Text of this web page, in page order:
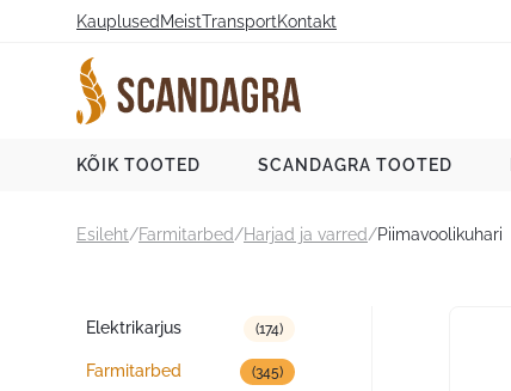
Kauplused MeistTransportKontakt
KÕIK TOOTED SCANDAGRA TOOTED
Esileht/Farmitarbed/Harjad ja varred/Piimavoolikuhari
Tootekategooriad
Elektrikarjus (174)
Farmitarbed (345)